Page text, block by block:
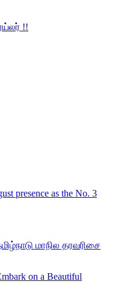
!!
presence as the No. 3
மாநில தரவரிசை
on a Beautiful